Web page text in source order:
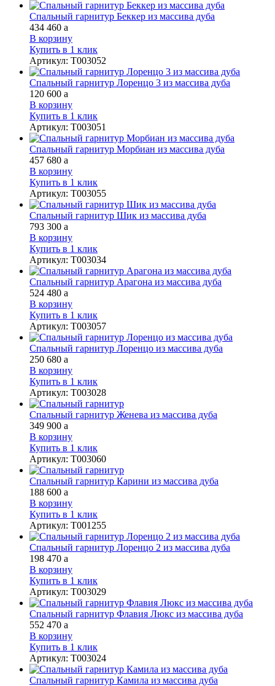
Спальный гарнитур Беккер из массива дуба
434 460 a
В корзину
Купить в 1 клик
Артикул: Т003052
Спальный гарнитур Лоренцо 3 из массива дуба
120 600 a
В корзину
Купить в 1 клик
Артикул: Т003051
Спальный гарнитур Морбиан из массива дуба
457 680 a
В корзину
Купить в 1 клик
Артикул: Т003055
Спальный гарнитур Шик из массива дуба
793 300 a
В корзину
Купить в 1 клик
Артикул: Т003034
Спальный гарнитур Арагона из массива дуба
524 480 a
В корзину
Купить в 1 клик
Артикул: Т003057
Спальный гарнитур Лоренцо из массива дуба
250 680 a
В корзину
Купить в 1 клик
Артикул: Т003028
Спальный гарнитур Женева из массива дуба
349 900 a
В корзину
Купить в 1 клик
Артикул: Т003060
Спальный гарнитур Карини из массива дуба
188 600 a
В корзину
Купить в 1 клик
Артикул: Т001255
Спальный гарнитур Лоренцо 2 из массива дуба
198 470 a
В корзину
Купить в 1 клик
Артикул: Т003029
Спальный гарнитур Флавия Люкс из массива дуба
552 470 a
В корзину
Купить в 1 клик
Артикул: Т003024
Спальный гарнитур Камила из массива дуба